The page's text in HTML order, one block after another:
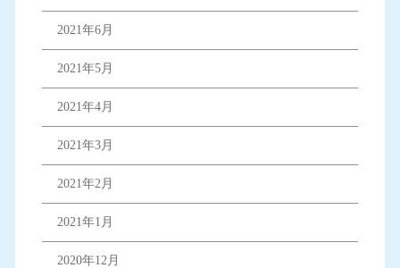
2021年6月
2021年5月
2021年4月
2021年3月
2021年2月
2021年1月
2020年12月